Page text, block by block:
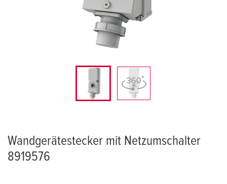
Wandgerätestecker mit Netzumschalter
8919576